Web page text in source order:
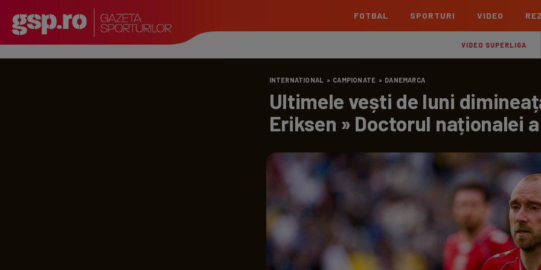
FOTBAL
Echipe Meciuri
Liga 2
Echipe Meciuri Clasament
Echipe Meciuri
Echipe
La
Echipe
Echipe
Echipe
SPORTURI VIDEO
VIDEO SUPERLIGA
INTERNATIONAL » CAMPIONATE » DANEMARCA
Ultimele vești de luni
Eriksen » Doctorul naționalei